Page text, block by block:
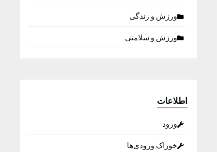
ورزش و زندگی
ورزش و سلامتی
اطلاعات
ورود
خوراک ورودی‌ها